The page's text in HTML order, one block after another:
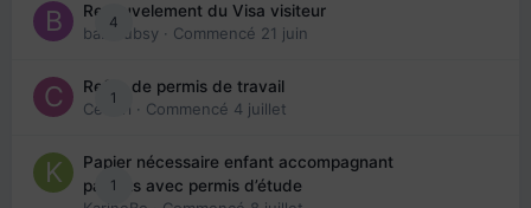
4
Renouvelement du Visa visiteur
babibubsy · Commencé 21 juin
1
Refus de permis de travail
Cedbri · Commencé 4 juillet
1
Papier nécessaire enfant accompagnant
parents avec permis d’étude